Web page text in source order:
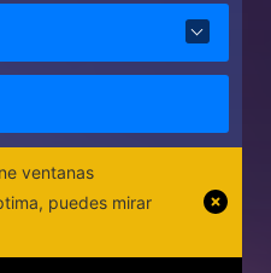
ventanas
puedes mirar